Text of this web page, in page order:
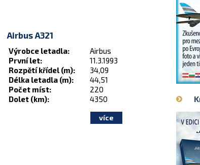
Airbus A321
Výrobce letadla:
Airbus
První let:
11.3.1993
Rozpětí křídel (m):
34,09
Délka letadla (m):
44,51
Počet míst:
220
Dolet (km):
4350